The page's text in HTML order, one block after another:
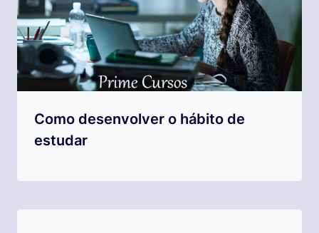
Como desenvolver o hábito de
estudar